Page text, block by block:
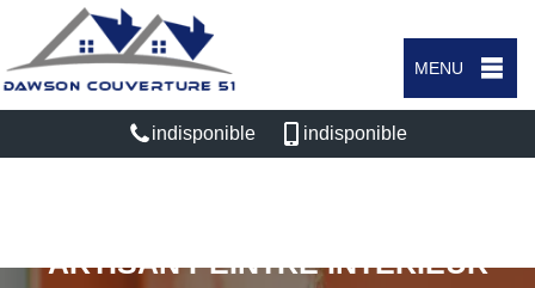
MENU
indisponible indisponible
ARTISAN PEINTRE INTÉRIEUR